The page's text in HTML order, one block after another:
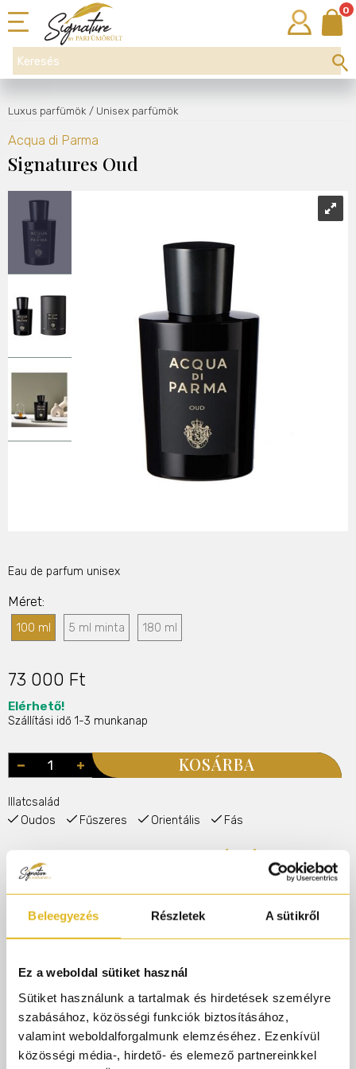
Beleegyezés Részletek A sütikről
Ez a weboldal sütiket használ
Sütiket használunk a tartalmak és hirdetések személyre
szabásához, közösségi funkciók biztosításához,
valamint weboldalforgalmunk elemzéséhez. Ezenkívül
közösségi média-, hirdető- és elemező partnereinkkel
0
Luxus parfümök / Unisex parfümök
Acqua di Parma
Signatures Oud
Eau de parfum unisex
Méret
100 ml 5 ml minta 180 ml
73 000 Ft
Elérhető!
Szállítási idő 1-3 munkanap
KOSÁRBA
Illatcsalád
Oudos Fűszeres Orientális Fás
parfümmintát adunk rendelésedhez!
Termékleírás
középpontba. Ez az illat az orientális gazdagságot ötvözi
a klasszikus olasz eleganciával, egyedülálló módon ölelve
fel a fás és citrusos jegyeket.